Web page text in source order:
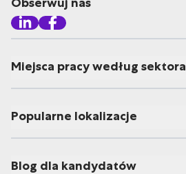
Miejsca pracy według sektora
Popularne lokalizacje
Blog dla kandydatów